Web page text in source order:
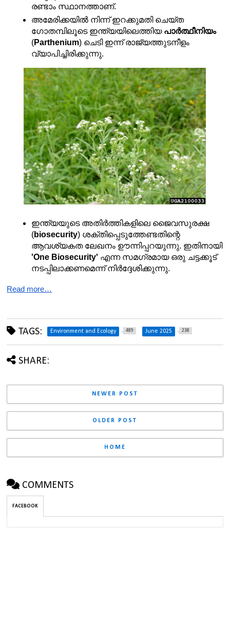
രണ്ടാം സ്ഥാനത്താണ്.
അമേരിക്കയിൽ നിന്ന് ഇറക്കുമതി ചെയ്ത
ഗോതമ്പിലൂടെ ഇന്ത്യയിലെത്തിയ പാർത്ഥീനിയം
(Parthenium) ചെടി ഇന്ന് രാജ്യത്തുടനീളം
വ്യാപിച്ചിരിക്കുന്നു.
ഇന്ത്യയുടെ അതിർത്തികളിലെ ജൈവസുരക്ഷ
(biosecurity) ശക്തിപ്പെടുത്തേണ്ടതിന്റെ
ആവശ്യകത ലേഖനം ഊന്നിപ്പറയുന്നു. ഇതിനായി
'One Biosecurity' എന്ന സമഗ്രമായ ഒരു ചട്ടക്കൂട്
നടപ്പിലാക്കണമെന്ന് നിർദ്ദേശിക്കുന്നു.
Read more…
TAGS: Environment and Ecology 489 June 2025 238
SHARE:
NEWER POST
OLDER POST
HOME
COMMENTS
FACEBOOK